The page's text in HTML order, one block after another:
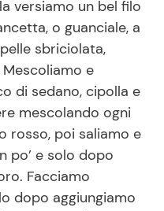
versiamo un bel filo
o guanciale, a
sbriciolata,
e
di sedano, cipolla e
mescolando ogni
rosso, poi saliamo e
po’ e solo dopo
Facciamo
dopo aggiungiamo